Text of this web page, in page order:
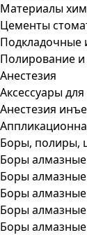
Материалы
Цементы
Подкладочные
Полирование
Анестезия
Аксессуары
Анестезия
Боры, полиры,
Боры алмазные
Боры
Боры алмазные
Боры алмазные
Боры